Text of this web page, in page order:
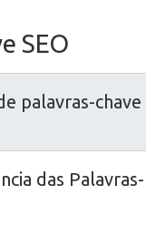
SEO
palavras-chave
das Palavras-